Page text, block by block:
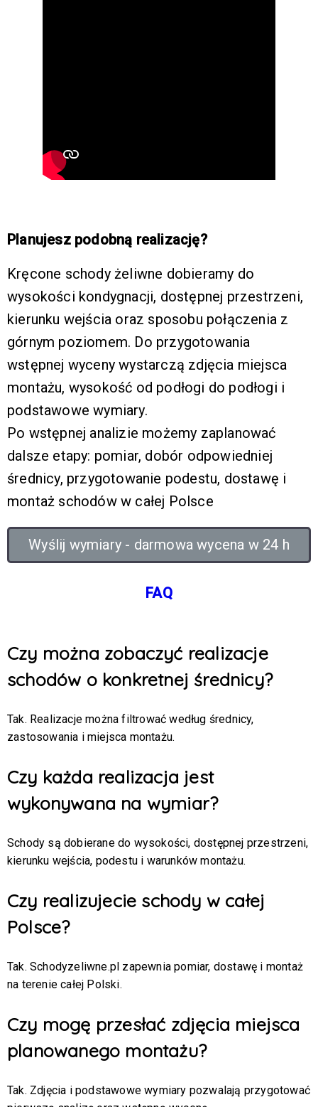
Planujesz podobną realizację?
Kręcone schody żeliwne dobieramy do
wysokości kondygnacji, dostępnej przestrzeni,
kierunku wejścia oraz sposobu połączenia z
górnym poziomem. Do przygotowania
wstępnej wyceny wystarczą zdjęcia miejsca
montażu, wysokość od podłogi do podłogi i
podstawowe wymiary.
Po wstępnej analizie możemy zaplanować
dalsze etapy: pomiar, dobór odpowiedniej
średnicy, przygotowanie podestu, dostawę i
montaż schodów w całej Polsce
Wyślij wymiary - darmowa wycena w 24 h
FAQ
Czy można zobaczyć realizacje
schodów o konkretnej średnicy?
Tak. Realizacje można filtrować według średnicy,
zastosowania i miejsca montażu.
Czy każda realizacja jest
wykonywana na wymiar?
Schody są dobierane do wysokości, dostępnej przestrzeni,
kierunku wejścia, podestu i warunków montażu.
Czy realizujecie schody w całej
Polsce?
Tak. Schodyzeliwne.pl zapewnia pomiar, dostawę i montaż
na terenie całej Polski.
Czy mogę przesłać zdjęcia miejsca
planowanego montażu?
Tak. Zdjęcia i podstawowe wymiary pozwalają przygotować